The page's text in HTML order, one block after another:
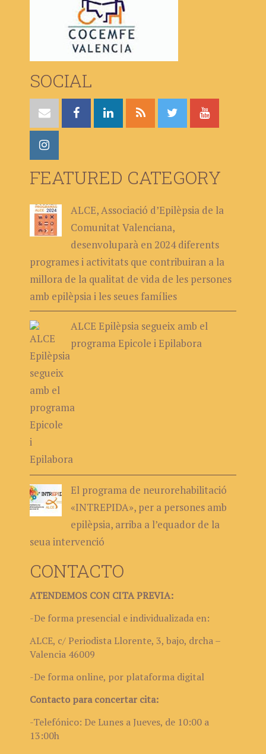
SOCIAL
FEATURED CATEGORY
ALCE, Associació d’Epilèpsia de la
Comunitat Valenciana,
desenvoluparà en 2024 diferents
programes i activitats que contribuiran a la
millora de la qualitat de vida de les persones
amb epilèpsia i les seues famílies
ALCE Epilèpsia segueix amb el
programa Epicole i Epilabora
El programa de neurorehabilitació
«INTREPIDA», per a persones amb
epilèpsia, arriba a l’equador de la
seua intervenció
CONTACTO
ATENDEMOS CON CITA PREVIA:
-De forma presencial e individualizada en:
ALCE, c/ Periodista Llorente, 3, bajo, drcha –
Valencia 46009
-De forma online, por plataforma digital
Contacto para concertar cita:
-Telefónico: De Lunes a Jueves, de 10:00 a
13:00h